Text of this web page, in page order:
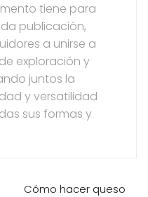
tiene para
publicación,
a unirse a
exploración y
juntos la
y versatilidad
sus formas y
Cómo hacer queso